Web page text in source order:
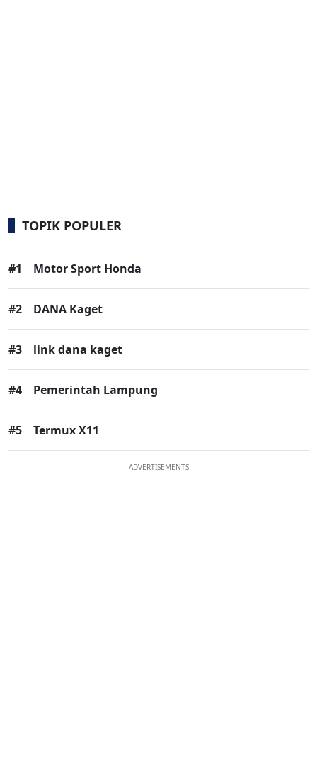
TOPIK POPULER
#1 Motor Sport Honda
#2 DANA Kaget
#3 link dana kaget
#4 Pemerintah Lampung
#5 Termux X11
ADVERTISEMENTS